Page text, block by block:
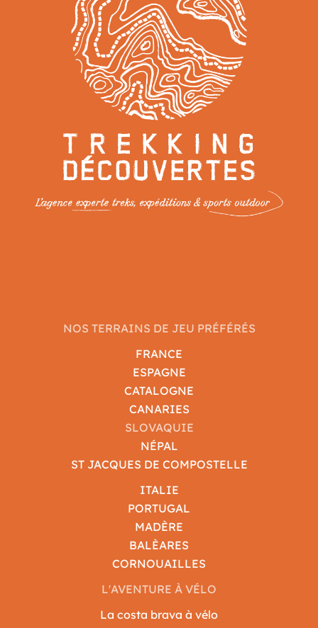
NOS TERRAINS DE JEU PRÉFÉRÉS
FRANCE
ESPAGNE
CATALOGNE
CANARIES
SLOVAQUIE
NÉPAL
ST JACQUES DE COMPOSTELLE
ITALIE
PORTUGAL
MADÈRE
BALÈARES
CORNOUAILLES
L'AVENTURE À VÉLO
La costa brava à vélo